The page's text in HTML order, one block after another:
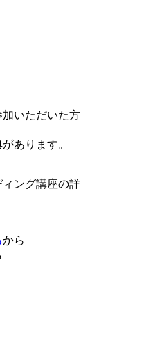
いただいた方
あります。
ング講座の詳
から